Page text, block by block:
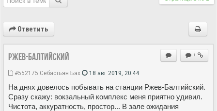
Ответить
+
Ржев-Балтийский
#552175 Себастьян Бах 18 авг 2019, 20:44
На днях довелось побывать на станции Ржев-Балтийский.
Сразу скажу: вокзальный комплекс меня приятно удивил.
Чистота, аккуратность, простор... В зале ожидания